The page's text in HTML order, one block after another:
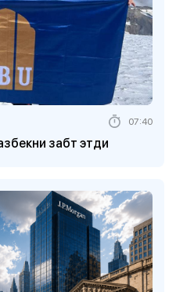
забт этди
07:40